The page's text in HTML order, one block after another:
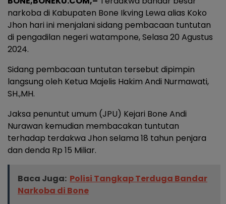
narkoba di Kabupaten Bone Ikving Lewa alias Koko
Jhon hari ini menjalani sidang pembacaan tuntutan
di pengadilan negeri watampone, Selasa 20 Agustus
2024.
Sidang pembacaan tuntutan tersebut dipimpin
langsung oleh Ketua Majelis Hakim Andi Nurmawati,
SH.,MH.
Jaksa penuntut umum (JPU) Kejari Bone Andi
Nurawan kemudian membacakan tuntutan
terhadap terdakwa Jhon selama 18 tahun penjara
dan denda Rp 15 Miliar.
Baca Juga: Polisi Tangkap Terduga Bandar
Narkoba di Bone